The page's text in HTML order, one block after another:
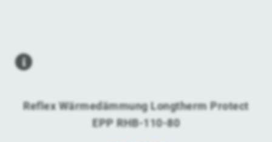
Reflex Wärmedämmung Longtherm Protect
EPP RHB-110-80